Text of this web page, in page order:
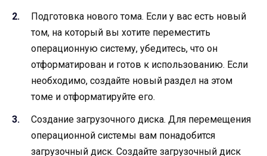
Подготовка нового тома. Если у вас есть новый
том, на который вы хотите переместить
операционную систему, убедитесь, что он
отформатирован и готов к использованию. Если
необходимо, создайте новый раздел на этом
томе и отформатируйте его.
Создание загрузочного диска. Для перемещения
операционной системы вам понадобится
загрузочный диск. Создайте загрузочный диск